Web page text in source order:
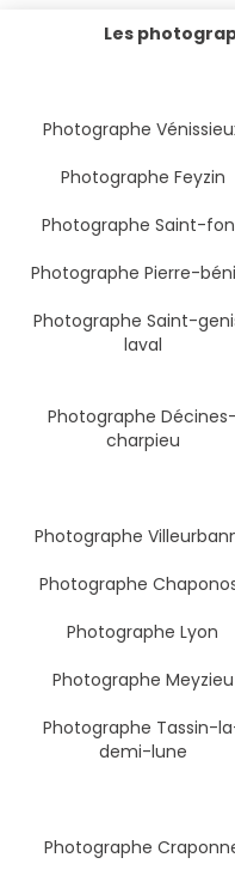
Les
Photographe
Photographe Feyzin
Photographe Saint-
Photographe Pierre-
Photographe Saint-
laval
Photographe Décines-
charpieu
Photographe
Photographe
Photographe Lyon
Photographe Meyzieu
Photographe Tassin-
demi-lune
Photographe